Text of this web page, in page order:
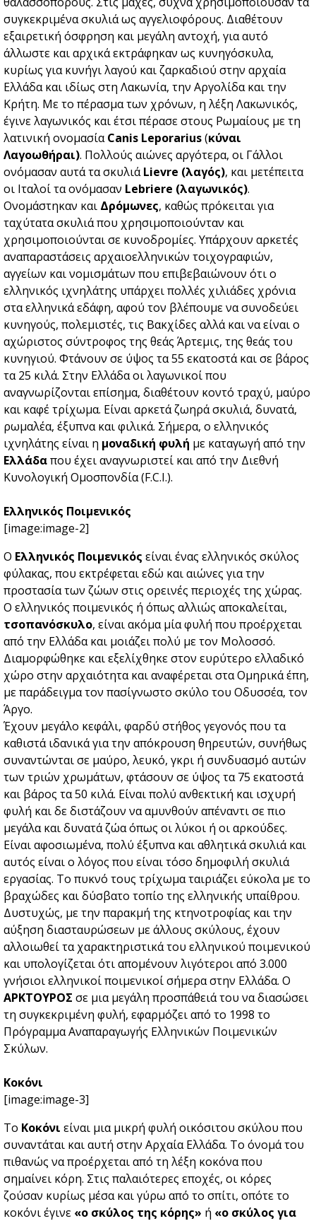
συγκεκριμένα σκυλιά ως αγγελιοφόρους. Διαθέτουν
εξαιρετική όσφρηση και μεγάλη αντοχή, για αυτό
άλλωστε και αρχικά εκτράφηκαν ως κυνηγόσκυλα,
κυρίως για κυνήγι λαγού και ζαρκαδιού στην αρχαία
Ελλάδα και ιδίως στη Λακωνία, την Αργολίδα και την
Κρήτη. Με το πέρασμα των χρόνων, η λέξη Λακωνικός,
έγινε λαγωνικός και έτσι πέρασε στους Ρωμαίους με τη
λατινική ονομασίαCanis Leporarius(κύναι
Λαγοωθήραι). Πολλούς αιώνες αργότερα, οι Γάλλοι
ονόμασαν αυτά τα σκυλιάLievre (λαγός), και μετέπειτα
οι Ιταλοί τα ονόμασαν Lebriere (λαγωνικός).
Ονομάστηκαν και Δρόμωνες, καθώς πρόκειται για
ταχύτατα σκυλιά που χρησιμοποιούνταν και
χρησιμοποιούνται σε κυνοδρομίες. Υπάρχουν αρκετές
αναπαραστάσεις αρχαιοελληνικών τοιχογραφιών,
αγγείων και νομισμάτων που επιβεβαιώνουν ότι ο
ελληνικός ιχνηλάτης υπάρχει πολλές χιλιάδες χρόνια
στα ελληνικά εδάφη, αφού τον βλέπουμε να συνοδεύει
κυνηγούς, πολεμιστές, τις Βακχίδες αλλά και να είναι ο
αχώριστος σύντροφος της θεάς Άρτεμις, της θεάς του
κυνηγιού. Φτάνουν σε ύψος τα 55 εκατοστά και σε βάρος
τα 25 κιλά. Στην Ελλάδα οι λαγωνικοί που
αναγνωρίζονται επίσημα, διαθέτουν κοντό τραχύ, μαύρο
και καφέ τρίχωμα. Είναι αρκετά ζωηρά σκυλιά, δυνατά,
ρωμαλέα, έξυπνα και φιλικά. Σήμερα, ο ελληνικός
ιχνηλάτης είναι η μοναδική φυλή με καταγωγή από την
Ελλάδαπου έχει αναγνωριστεί και από την Διεθνή
Κυνολογική Ομοσπονδία (F.C.I.).
Ελληνικός Ποιμενικός
[image:image-2]
Ο Ελληνικός Ποιμενικός είναι ένας ελληνικός σκύλος
φύλακας, που εκτρέφεται εδώ και αιώνες για την
προστασία των ζώων στις ορεινές περιοχές της χώρας.
Ο ελληνικός ποιμενικός ή όπως αλλιώς αποκαλείται,
τσοπανόσκυλο, είναι ακόμα μία φυλή που προέρχεται
από την Ελλάδα και μοιάζει πολύ με τον Μολοσσό.
Διαμορφώθηκε και εξελίχθηκε στον ευρύτερο ελλαδικό
χώρο στην αρχαιότητα και αναφέρεται στα Ομηρικά έπη,
με παράδειγμα τον πασίγνωστο σκύλο του Οδυσσέα, τον
Άργο.
Έχουν μεγάλο κεφάλι, φαρδύ στήθος γεγονός που τα
καθιστά ιδανικά για την απόκρουση θηρευτών, συνήθως
συναντώνται σε μαύρο, λευκό, γκρι ή συνδυασμό αυτών
των τριών χρωμάτων, φτάσουν σε ύψος τα 75 εκατοστά
και βάρος τα 50 κιλά. Είναι πολύ ανθεκτική και ισχυρή
φυλή και δε διστάζουν να αμυνθούν απέναντι σε πιο
μεγάλα και δυνατά ζώα όπως οι λύκοι ή οι αρκούδες.
Είναι αφοσιωμένα, πολύ έξυπνα και αθλητικά σκυλιά και
αυτός είναι ο λόγος που είναι τόσο δημοφιλή σκυλιά
εργασίας. Το πυκνό τους τρίχωμα ταιριάζει εύκολα με το
βραχώδες και δύσβατο τοπίο της ελληνικής υπαίθρου.
Δυστυχώς, με την παρακμή της κτηνοτροφίας και την
αύξηση διασταυρώσεων με άλλους σκύλους, έχουν
αλλοιωθεί τα χαρακτηριστικά του ελληνικού ποιμενικού
και υπολογίζεται ότι απομένουν λιγότεροι από 3.000
γνήσιοι ελληνικοί ποιμενικοί σήμερα στην Ελλάδα. Ο
ΑΡΚΤΟΥΡΟΣ σε μια μεγάλη προσπάθειά του να διασώσει
τη συγκεκριμένη φυλή, εφαρμόζει από το 1998 το
Πρόγραμμα Αναπαραγωγής Ελληνικών Ποιμενικών
Σκύλων.
Κοκόνι
[image:image-3]
Το Κοκόνι είναι μια μικρή φυλή οικόσιτου σκύλου που
συναντάται και αυτή στην Αρχαία Ελλάδα. Το όνομά του
πιθανώς να προέρχεται από τη λέξη κοκόνα που
σημαίνει κόρη. Στις παλαιότερες εποχές, οι κόρες
ζούσαν κυρίως μέσα και γύρω από το σπίτι, οπότε το
κοκόνι έγινε «ο σκύλος της κόρης» ή «ο σκύλος για